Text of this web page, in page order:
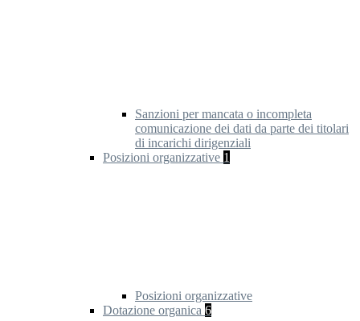
Sanzioni per mancata o incompleta
comunicazione dei dati da parte dei titolari
di incarichi dirigenziali
Posizioni organizzative 1
Posizioni organizzative
Dotazione organica 6